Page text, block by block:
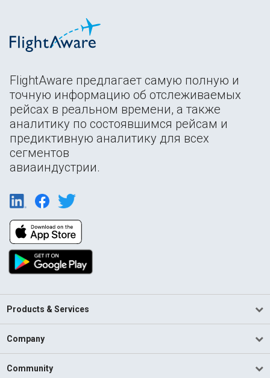
FlightAware предлагает самую полную и
точную информацию об отслеживаемых
рейсах в реальном времени, а также
аналитику по состоявшимся рейсам и
предиктивную аналитику для всех
сегментов
авиаиндустрии.
Products & Services
Company
Community